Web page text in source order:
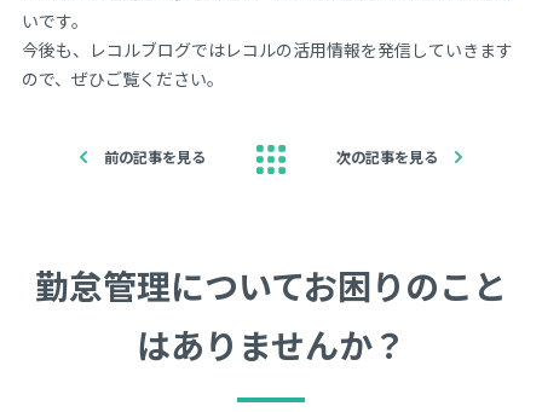
いです。
今後も、レコルブログではレコルの活用情報を発信していきます
ので、ぜひご覧ください。
前の記事を見る 次の記事を見る
勤怠管理についてお困りのこと
はありませんか？